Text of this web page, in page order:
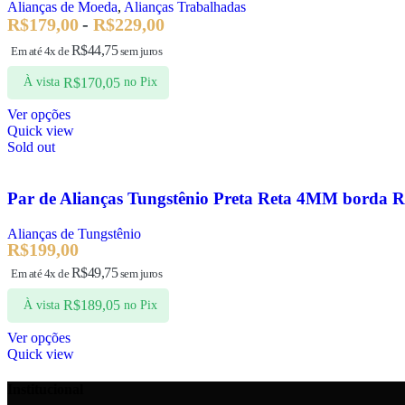
Alianças de Moeda, Alianças Trabalhadas
R$179,00- R$229,00
Em até 4x deR$44,75sem juros
À vista R$170,05 no Pix
Ver opções
Quick view
Sold out
Par de Alianças Tungstênio Preta Reta 4MM borda
Alianças de Tungstênio
R$199,00
Em até 4x deR$49,75sem juros
À vista R$189,05 no Pix
Ver opções
Quick view